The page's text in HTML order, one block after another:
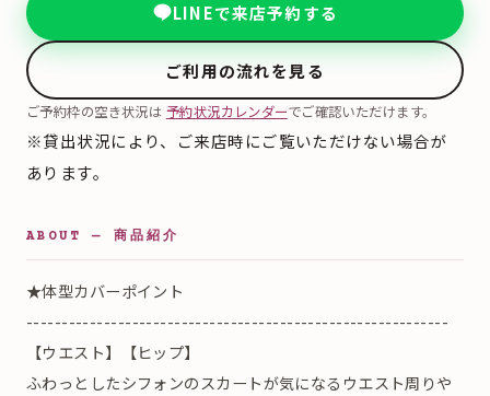
LINEで来店予約する
ご利用の流れを見る
ご予約枠の空き状況は 予約状況カレンダーでご確認いただけます。
※貸出状況により、ご来店時にご覧いただけない場合が
あります。
ABOUT — 商品紹介
★体型カバーポイント
------------------------------------------------------------
【ウエスト】【ヒップ】
ふわっとしたシフォンのスカートが気になるウエスト周りや